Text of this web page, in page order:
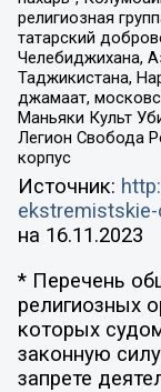
религиозная
татарский
Челебиджихана,
Таджикистана,
джамаат,
Маньяки Культ
Легион Свобода
корпус
Источник:
на 16.11.2023
* Перечень
религиозных
которых
законную
запрете